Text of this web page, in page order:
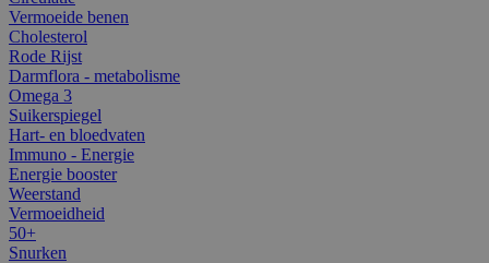
Vermoeide benen
Cholesterol
Rode Rijst
Darmflora - metabolisme
Omega 3
Suikerspiegel
Hart- en bloedvaten
Immuno - Energie
Energie booster
Weerstand
Vermoeidheid
50+
Snurken